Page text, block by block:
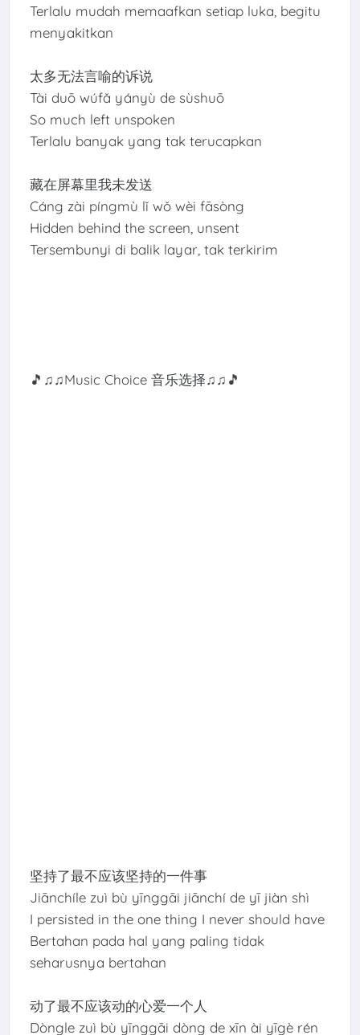
Terlalu mudah memaafkan setiap luka, begitu
menyakitkan
太多无法言喻的诉说
Tài duō wúfǎ yányù de sùshuō
So much left unspoken
Terlalu banyak yang tak terucapkan
藏在屏幕里我未发送
Cáng zài píngmù lǐ wǒ wèi fāsòng
Hidden behind the screen, unsent
Tersembunyi di balik layar, tak terkirim
🎵♫♫Music Choice 音乐选择♫♫🎵
坚持了最不应该坚持的一件事
Jiānchíle zuì bù yīnggāi jiānchí de yī jiàn shì
I persisted in the one thing I never should have
Bertahan pada hal yang paling tidak
seharusnya bertahan
动了最不应该动的心爱一个人
Dòngle zuì bù yīnggāi dòng de xīn ài yīgè rén